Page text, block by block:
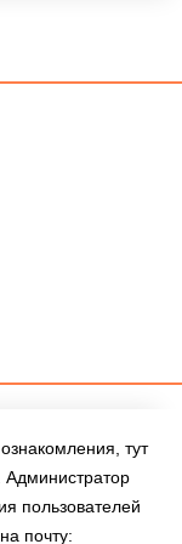
тут
Администратор
пользователей
почту: